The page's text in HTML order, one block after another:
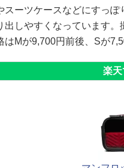
スーツケースなどにすっ
出しやすくなっています
はMが9,700円前後、Sが
楽天